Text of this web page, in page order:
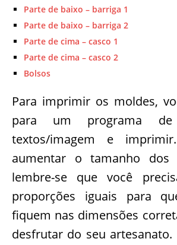
Parte de baixo – barriga 1
Parte de baixo – barriga 2
Parte de cima – casco 1
Parte de cima – casco 2
Bolsos
Para imprimir os moldes,
para um programa
textos/imagem e
aumentar o tamanho dos
lembre-se que você
proporções iguais para
fiquem nas dimensões
desfrutar do seu artesanato.